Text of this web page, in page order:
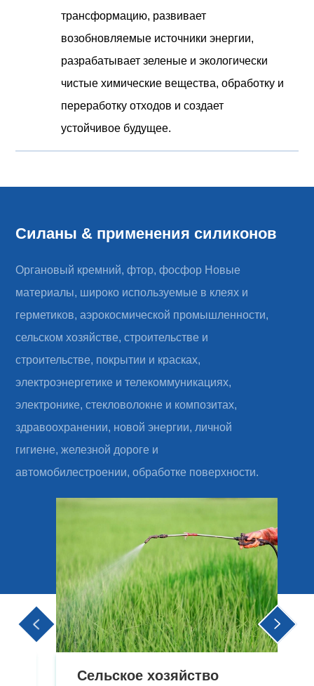
трансформацию, развивает
возобновляемые источники энергии,
разрабатывает зеленые и экологически
чистые химические вещества, обработку и
переработку отходов и создает
устойчивое будущее.
Силаны & применения силиконов
Органовый кремний, фтор, фосфор Новые
материалы, широко используемые в клеях и
герметиков, аэрокосмической промышленности,
сельском хозяйстве, строительстве и
строительстве, покрытии и красках,
электроэнергетике и телекоммуникациях,
электронике, стекловолокне и композитах,
здравоохранении, новой энергии, личной
гигиене, железной дороге и
автомобилестроении, обработке поверхности.
 
Сельское хозяйство